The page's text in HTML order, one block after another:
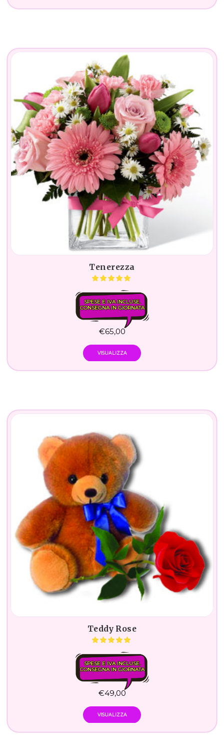
Tenerezza
SPESE E IVA INCLUSE.
CONSEGNA IN GIORNATA
€65,00
VISUALIZZA
Teddy Rose
SPESE E IVA INCLUSE.
CONSEGNA IN GIORNATA
€49,00
VISUALIZZA